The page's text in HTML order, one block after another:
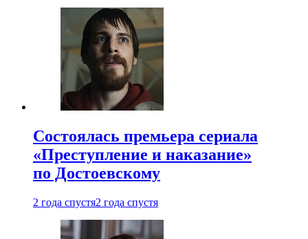
Состоялась премьера сериала
«Преступление и наказание»
по Достоевскому
2 года спустя2 года спустя